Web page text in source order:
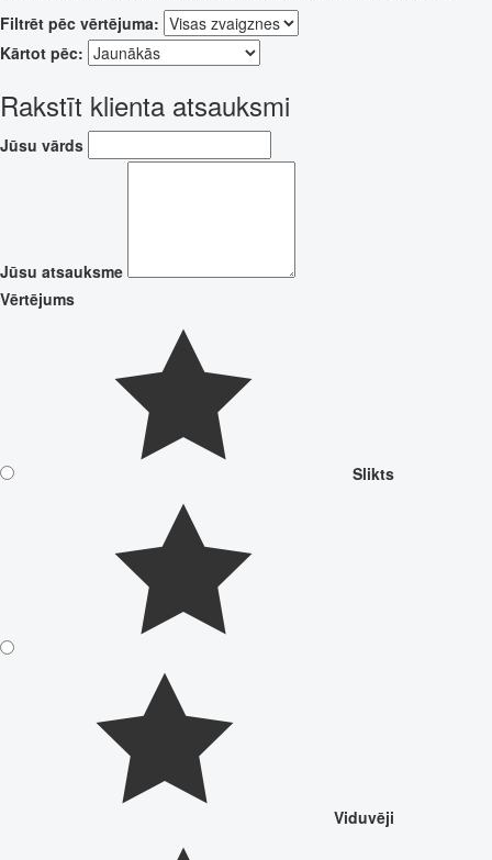
Filtrēt pēc vērtējuma:
Kārtot pēc:
Rakstīt klienta atsauksmi
Jūsu vārds
Jūsu atsauksme
Vērtējums
Slikts
Viduvēji